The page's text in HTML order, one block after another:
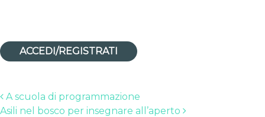
ACCEDI/REGISTRATI
Post navigation
A scuola di programmazione
Asili nel bosco per insegnare all’aperto